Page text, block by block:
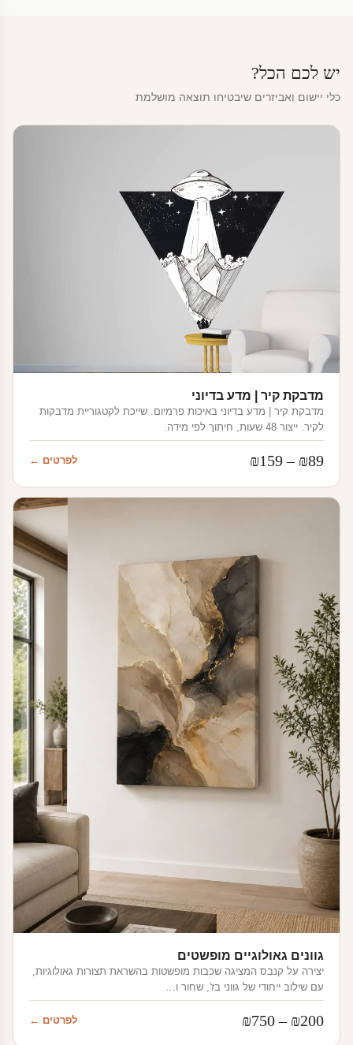
יש לכם הכל?
כלי יישום ואביזרים שיבטיחו תוצאה מושלמת
מדבקת קיר | מדע בדיוני
מדבקת קיר | מדע בדיוני באיכות פרמיום. שייכת לקטגוריית מדבקות
לקיר. ייצור 48 שעות, חיתוך לפי מידה.
₪89
–
₪159
מחירים:
לפרטים ←
גוונים גאולוגיים מופשטים
יצירה על קנבס המציגה שכבות מופשטות בהשראת תצורות גאולוגיות,
עם שילוב ייחודי של גווני בז', שחור ו…
₪200
–
₪750 לפרטים ←